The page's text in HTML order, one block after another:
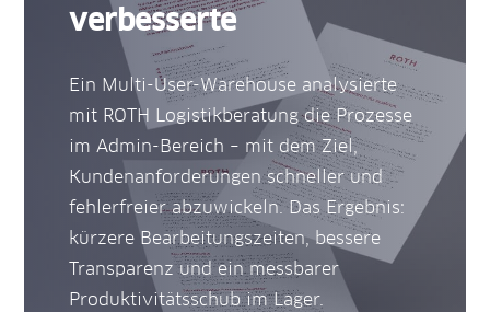
ver­besserte
Ein Multi-User-Ware­house analysierte
mit ROTH Logistik­beratung die Prozesse
im Admin-Bereich – mit dem Ziel,
Kunden­anforderungen schneller und
fehler­freier ab­zu­wickeln. Das Ergebnis:
kürzere Bearbeitungs­zeiten, bessere
Transparenz und ein mess­barer
Produktivitäts­schub im Lager.